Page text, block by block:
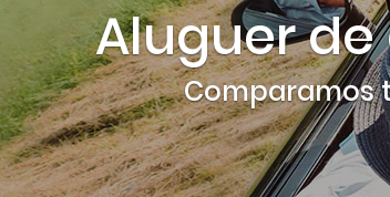
Aluguer
Comparamos